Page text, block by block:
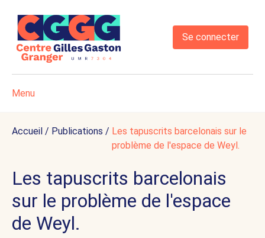
Se connecter
Menu
Accueil / Publications / Les tapuscrits barcelonais sur le
problème de l'espace de Weyl.
Les tapuscrits barcelonais
sur le problème de l'espace
de Weyl.